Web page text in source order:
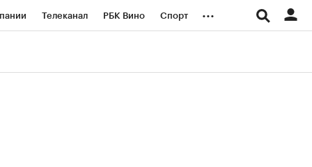
Телеканал РБК Вино Спорт ...